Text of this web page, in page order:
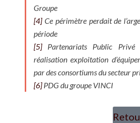
Groupe
[4]Ce périmètre perdait de
période
[5]Partenariats Public Privé
réalisation exploitation
par des consortiums du secteur
[6]PDG du groupe VINCI